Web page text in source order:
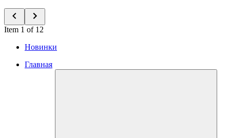
Item 1 of 12
Новинки
Главная